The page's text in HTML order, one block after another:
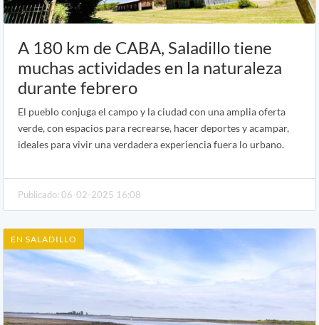
A 180 km de CABA, Saladillo tiene
muchas actividades en la naturaleza
durante febrero
El pueblo conjuga el campo y la ciudad con una amplia oferta
verde, con espacios para recrearse, hacer deportes y acampar,
ideales para vivir una verdadera experiencia fuera lo urbano.
Publicado: 06-02-2025 16:08
EN SALADILLO